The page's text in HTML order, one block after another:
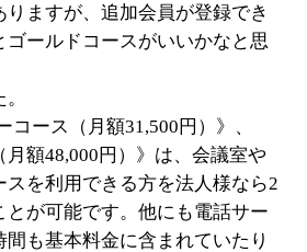
ますが、追加会員が登録でき
ゴールドコースがいいかなと思
コース（月額31,500円）》、
月額48,000円）》は、会議室や
スを利用できる方を法人様なら2
とが可能です。他にも電話サー
間も基本料金に含まれていたり